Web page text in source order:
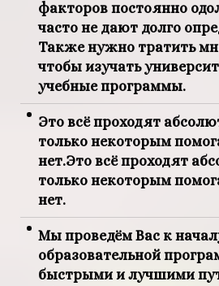
факторов постоянно
часто не дают долго
Также нужно тратить
чтобы изучать
учебные программы.
Это всё проходят
только некоторым
нет.Это всё проходят
только некоторым
нет.
Мы проведём Вас к
образовательной
быстрыми и лучшими